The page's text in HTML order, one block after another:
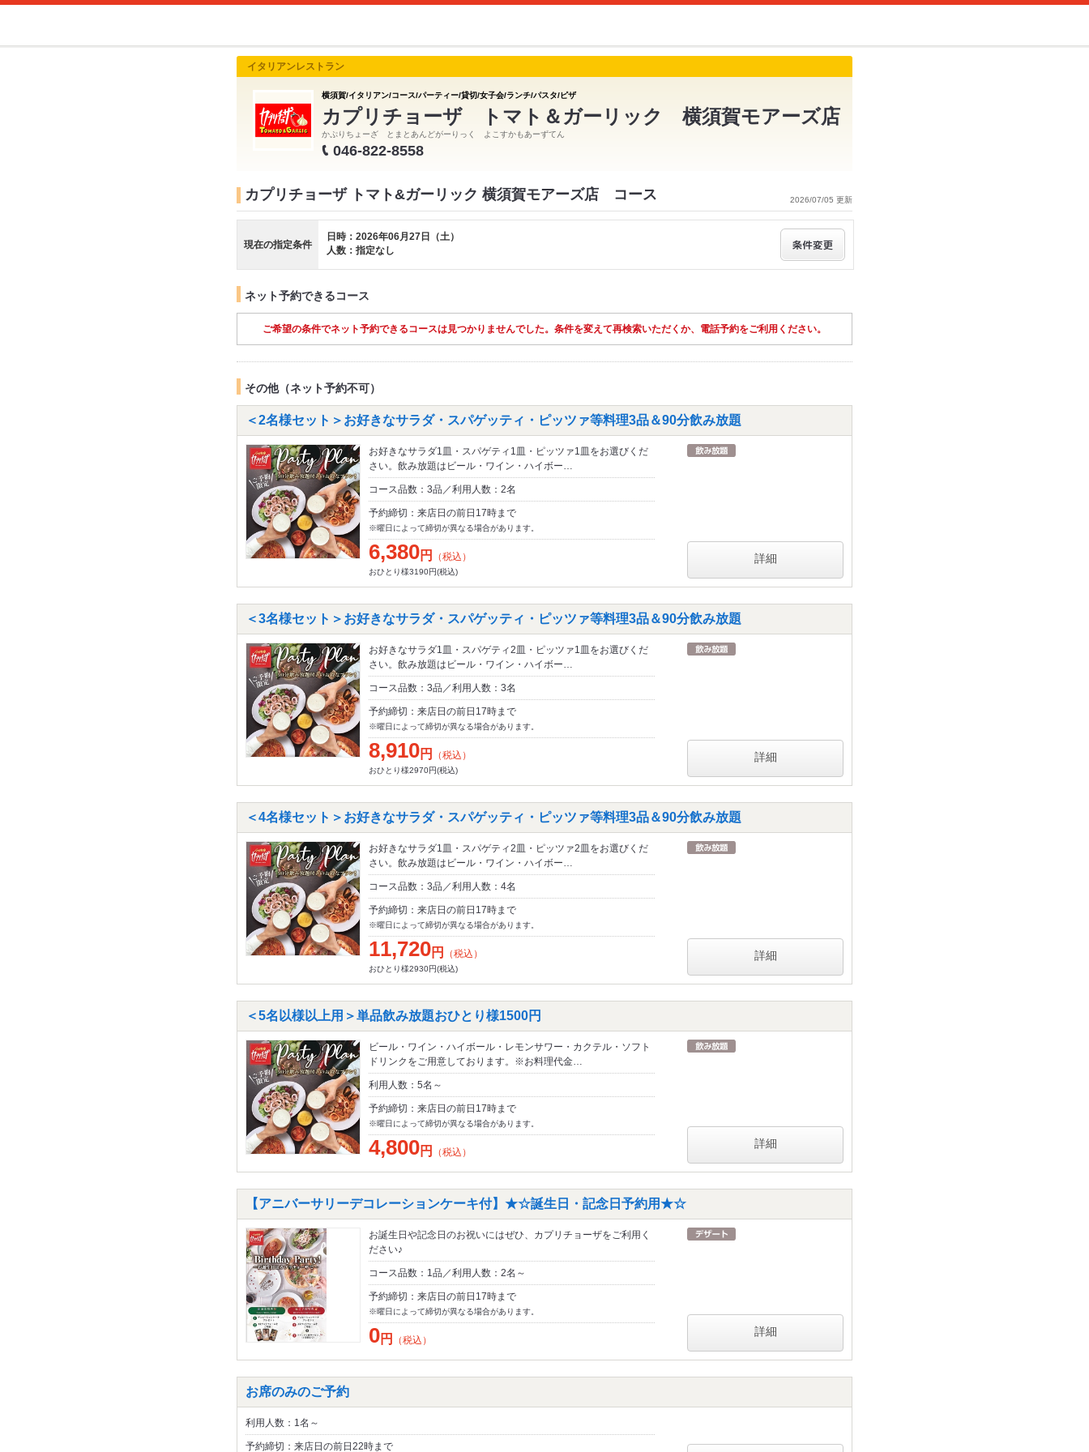
イタリアンレストラン
横須賀/イタリアン/コース/パーティー/貸切/女子会/ランチ/パスタ/ピザ
カプリチョーザ トマト＆ガーリック 横須賀モアーズ店
かぷりちょーざ とまとあんどがーりっく よこすかもあーずてん
046-822-8558
2026/07/05 更新
カプリチョーザ トマト&ガーリック 横須賀モアーズ店 コース
現在の指定条件
日時：2026年06月27日（土）
人数：指定なし
ネット予約できるコース
ご希望の条件でネット予約できるコースは見つかりませんでした。条件を変えて再検索いただくか、電話予約をご利用ください。
その他（ネット予約不可）
＜2名様セット＞お好きなサラダ・スパゲッティ・ピッツァ等料理3品＆90分飲み放題
お好きなサラダ1皿・スパゲティ1皿・ピッツァ1皿をお選びくだ
さい。飲み放題はビール・ワイン・ハイボー…
コース品数：3品／利用人数：2名
予約締切：来店日の前日17時まで
※曜日によって締切が異なる場合があります。
6,380円 （税込）
おひとり様3190円(税込)
詳細
＜3名様セット＞お好きなサラダ・スパゲッティ・ピッツァ等料理3品＆90分飲み放題
お好きなサラダ1皿・スパゲティ2皿・ピッツァ1皿をお選びくだ
さい。飲み放題はビール・ワイン・ハイボー…
コース品数：3品／利用人数：3名
予約締切：来店日の前日17時まで
※曜日によって締切が異なる場合があります。
8,910円 （税込）
おひとり様2970円(税込)
詳細
＜4名様セット＞お好きなサラダ・スパゲッティ・ピッツァ等料理3品＆90分飲み放題
お好きなサラダ1皿・スパゲティ2皿・ピッツァ2皿をお選びくだ
さい。飲み放題はビール・ワイン・ハイボー…
コース品数：3品／利用人数：4名
予約締切：来店日の前日17時まで
※曜日によって締切が異なる場合があります。
11,720円 （税込）
おひとり様2930円(税込)
詳細
＜5名以様以上用＞単品飲み放題おひとり様1500円
ビール・ワイン・ハイボール・レモンサワー・カクテル・ソフト
ドリンクをご用意しております。※お料理代金…
利用人数：5名～
予約締切：来店日の前日17時まで
※曜日によって締切が異なる場合があります。
4,800円 （税込）
詳細
【アニバーサリーデコレーションケーキ付】★☆誕生日・記念日予約用★☆
お誕生日や記念日のお祝いにはぜひ、カプリチョーザをご利用く
ださい♪
コース品数：1品／利用人数：2名～
予約締切：来店日の前日17時まで
※曜日によって締切が異なる場合があります。
0円 （税込）
詳細
お席のみのご予約
利用人数：1名～
予約締切：来店日の前日22時まで